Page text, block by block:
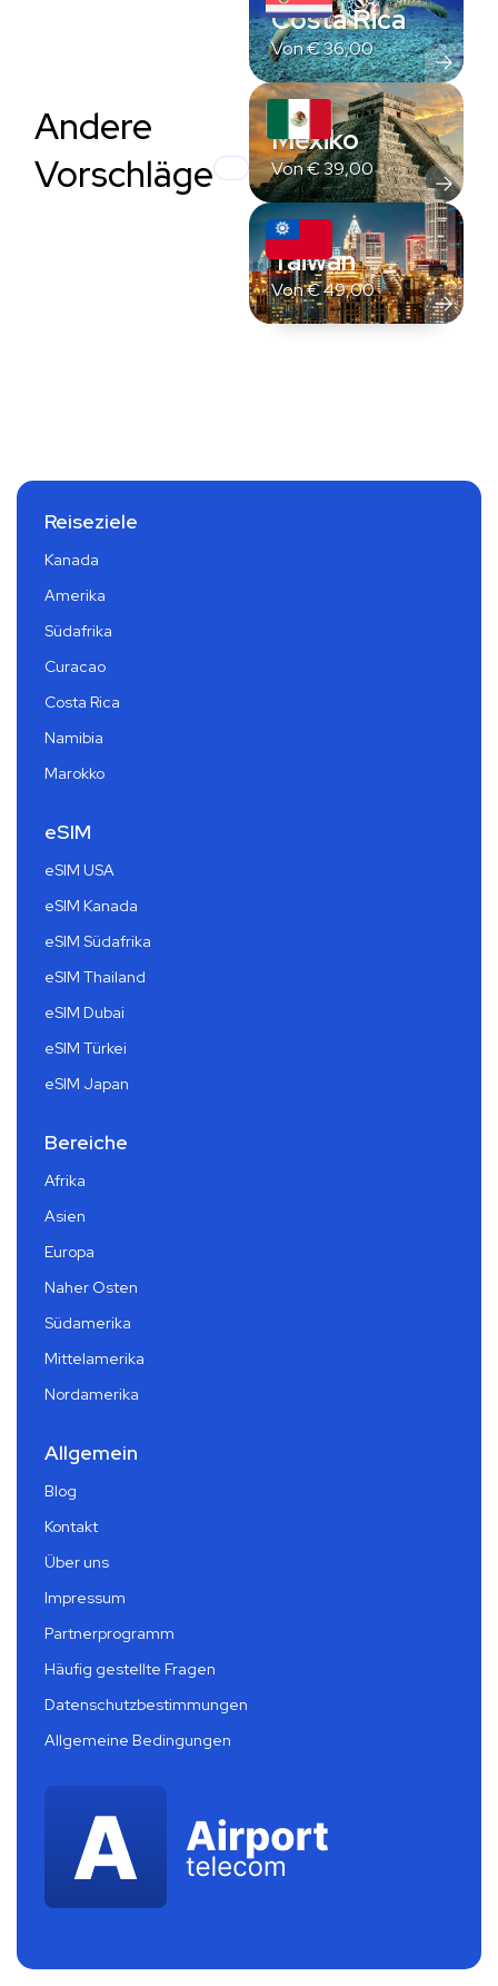
Andere
Vorschläge
Costa Rica
Von€36,00
Mexiko
Von€39,00
Taiwan
Von€49,00
Reiseziele
Kanada
Amerika
Südafrika
Curacao
Costa Rica
Namibia
Marokko
eSIM
eSIM USA
eSIM Kanada
eSIM Südafrika
eSIM Thailand
eSIM Dubai
eSIM Türkei
eSIM Japan
Bereiche
Afrika
Asien
Europa
Naher Osten
Südamerika
Mittelamerika
Nordamerika
Allgemein
Blog
Kontakt
Über uns
Impressum
Partnerprogramm
Häufig gestellte Fragen
Datenschutzbestimmungen
Allgemeine Bedingungen